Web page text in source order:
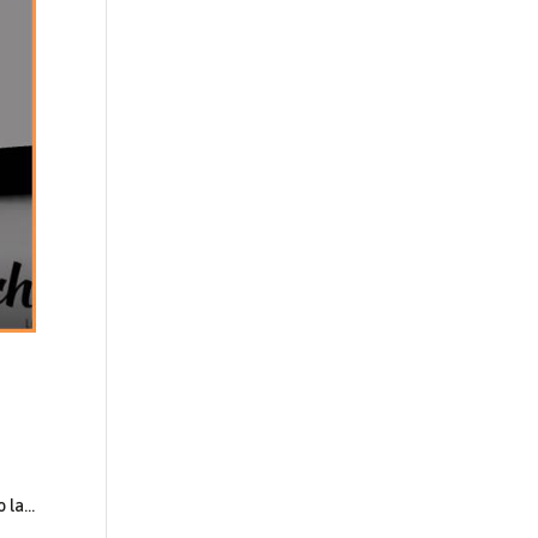
la...